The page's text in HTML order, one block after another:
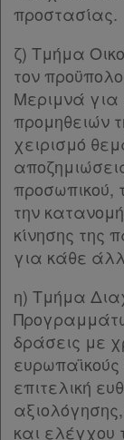
προστασίας.
ζ) Τμήμα
τον
Μεριμνά για
προμηθειών
χειρισμό
προσωπικού,
την
κίνησης της
για κάθε
η) Τμήμα
δράσεις με
επιτελική
και